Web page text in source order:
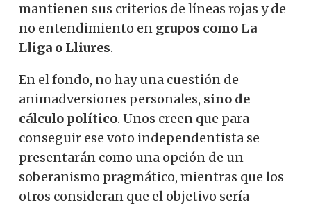
mantienen sus criterios de líneas rojas y de
no entendimiento en grupos como La
Lliga o Lliures.
En el fondo, no hay una cuestión de
animadversiones personales, sino de
cálculo político. Unos creen que para
conseguir ese voto independentista se
presentarán como una opción de un
soberanismo pragmático, mientras que los
otros consideran que el objetivo sería